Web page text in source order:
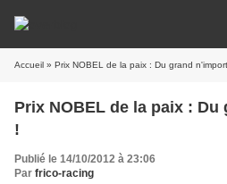
Accueil » Prix NOBEL de la paix : Du grand
Prix NOBEL de la paix :
!
Publié le 14/10/2012 à 23:06
Par frico-racing